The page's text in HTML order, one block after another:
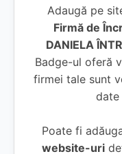
Adaugă pe
Firmă de
DANIELA
Badge-ul oferă
firmei tale sunt
date
Poate fi
website-uri